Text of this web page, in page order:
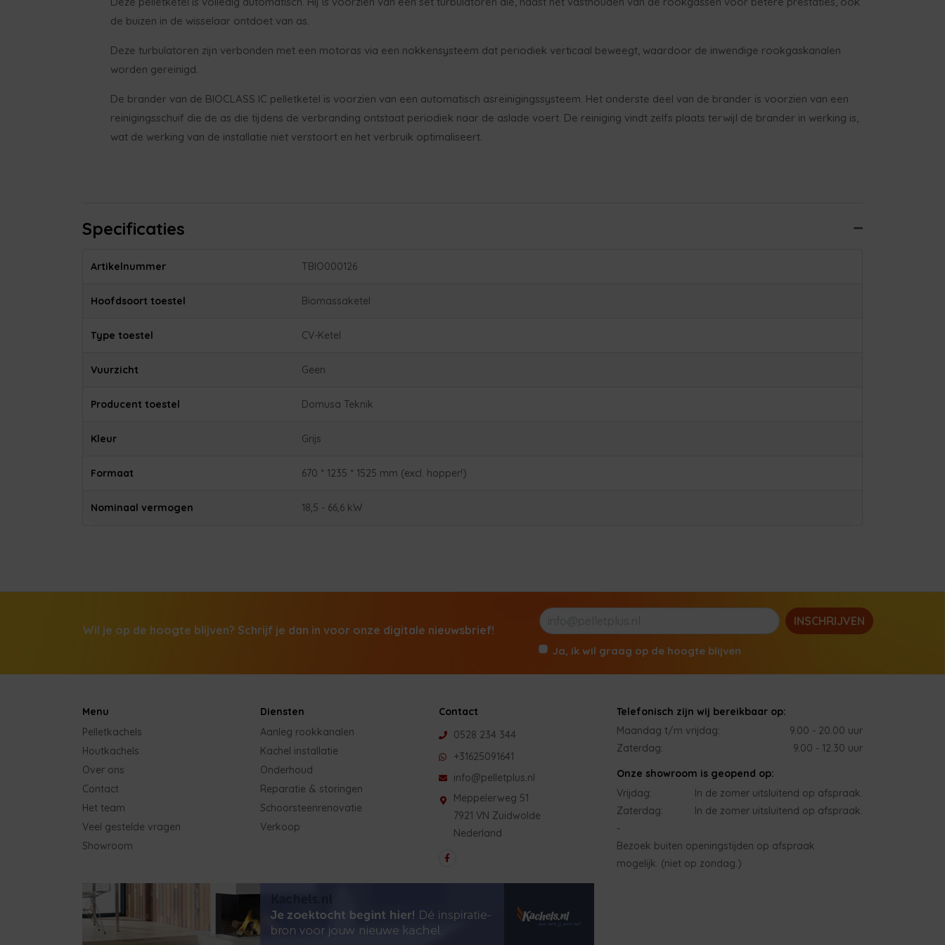
de buizen in de wisselaar ontdoet van as.
Deze turbulatoren zijn verbonden met een motoras via een nokkensysteem dat periodiek verticaal beweegt, waardoor de inwendige rookgaskanalen
worden gereinigd.
De brander van de BIOCLASS IC pelletketel is voorzien van een automatisch asreinigingssysteem. Het onderste deel van de brander is voorzien van een
reinigingsschuif die de as die tijdens de verbranding ontstaat periodiek naar de aslade voert. De reiniging vindt zelfs plaats terwijl de brander in werking is,
wat de werking van de installatie niet verstoort en het verbruik optimaliseert.
Specificaties
Artikelnummer TBIO000126
Hoofdsoort toestel Biomassaketel
Type toestel CV-Ketel
Vuurzicht Geen
Producent toestel Domusa Teknik
Kleur Grijs
Formaat 670 * 1235 * 1525 mm (excl. hopper!)
Nominaal vermogen 18,5 - 66,6 kW
Wil je op de hoogte blijven? Schrijf je dan in voor onze digitale nieuwsbrief!
INSCHRIJVEN
Ja, ik wil graag op de hoogte blijven
Menu
Pelletkachels
Houtkachels
Over ons
Contact
Het team
Veel gestelde vragen
Showroom
Diensten
Aanleg rookkanalen
Kachel installatie
Onderhoud
Reparatie & storingen
Schoorsteenrenovatie
Verkoop
Contact
0528 234 344
+31625091641
info@pelletplus.nl
Meppelerweg 51
7921 VN Zuidwolde
Nederland
Telefonisch zijn wij bereikbaar op:
Maandag t/m vrijdag:
9.00 - 20.00 uur
Zaterdag:
9.00 - 12.30 uur
Onze showroom is geopend op:
Vrijdag:
In de zomer uitsluitend op afspraak.
Zaterdag:
In de zomer uitsluitend op afspraak.
-
Bezoek buiten openingstijden op afspraak
mogelijk. (niet op zondag.)